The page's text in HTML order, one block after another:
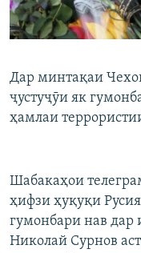
ГУЗОРИШҲОИ РАДИОӢ
Русский
ПАЙГИРӢ КУНЕД
Ҳамаи сомонаҳои
Дар минтақаи
ҷустуҷӯи як
ҳамлаи
Шабакаҳои
ҳифзи ҳуқуқи
гумонбари нав дар
Николай Сурнов